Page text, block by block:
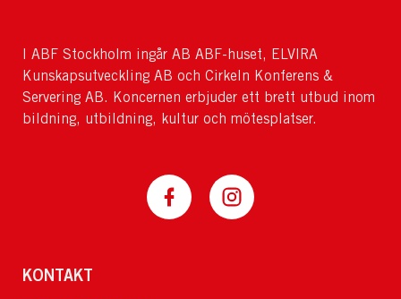
I ABF Stockholm ingår AB ABF-huset, ELVIRA
Kunskapsutveckling AB och Cirkeln Konferens &
Servering AB. Koncernen erbjuder ett brett utbud inom
bildning, utbildning, kultur och mötesplatser.
KONTAKT